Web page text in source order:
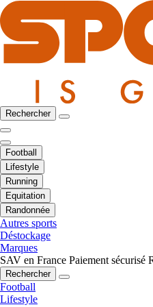
Rechercher
Football
Lifestyle
Running
Equitation
Randonnée
Autres sports
Déstockage
Marques
SAV en France Paiement sécurisé
Rechercher
Football
Lifestyle